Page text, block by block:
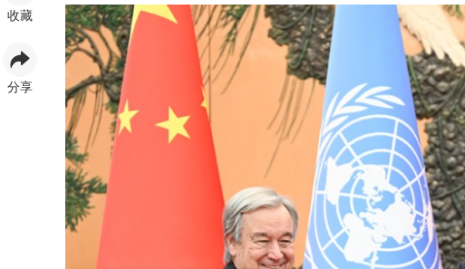
收藏
分享